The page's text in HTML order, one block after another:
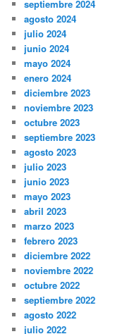
septiembre 2024
agosto 2024
julio 2024
junio 2024
mayo 2024
enero 2024
diciembre 2023
noviembre 2023
octubre 2023
septiembre 2023
agosto 2023
julio 2023
junio 2023
mayo 2023
abril 2023
marzo 2023
febrero 2023
diciembre 2022
noviembre 2022
octubre 2022
septiembre 2022
agosto 2022
julio 2022